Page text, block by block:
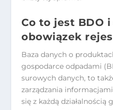
Co to jest BDO
obowiązek
Baza danych o
gospodarce odpadami
surowych danych, to
zarządzania
się z każdą działalnością